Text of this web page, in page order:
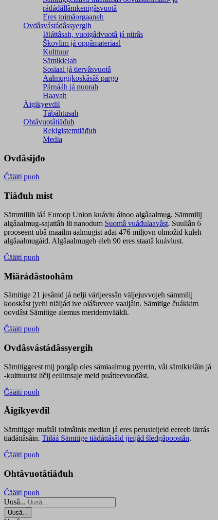
ráđádâllâmkenigâsvuotâ
Eres toimâorgaaneh
Ovdâsvástádâssyergih
Iäláttâsah, vuoigâdvuotâ já piirâs
Škovlim já oppâmateriaal
Kulttuur
Sämikielah
Sosiaal já tiervâsvuotâ
Aalmugijkoskâsâš pargo
Párnááh já nuorah
Haavah
Äigikyevdil
Tábáhtusah
Ohtâvuotâtiäđuh
Rekigistemtiäđuh
Media
Ovdâsijđo
Čääiti puoh
Tiäđuh mist
Sämmiliih láá Euroop Union kuávlu áinoo algâaalmug. Sämmilij
algâaalmug-sajattâh lii nanodum Suomâ vuáđulaavâst. Suullân 6
prooseent ubâ maailm aalmugist ađai 476 miljovn olmožid kuleh
algâaalmugáid. Algâaalmugeh eleh 90 eres staatâ kuávlust.
Čääiti puoh
Miärádâstoohâm
Sämitige 21 jesânid já nelji värijeessân väljejuvvojeh sämmilij
kooskâst jyehi niäljád ive olášuvvee vaaljâin. Sämitige čuákkim
oovdâst Sämitige alemus meridemvääldi.
Čääiti puoh
Ovdâsvástádâssyergih
Sämitiggeest mij porgâp oles sämiaalmug pyerrin, vâi sämikielâin já
-kulttuurist ličij eellimsaje meid puátteevuođâst.
Čääiti puoh
Äigikyevdil
Sämitigge muštâl toimâinis median já eres perusteijeid eereeb iärrás
tiäđáttâsâin. Tiiláá Sämitige tiäđáttâsâid jieijâd šleđgâpoostân.
Čääiti puoh
Ohtâvuotâtiäđuh
Čääiti puoh
Uusâ...
Uusâ...